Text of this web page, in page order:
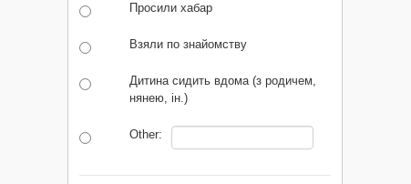
Просили хабар
Взяли по знайомству
Дитина сидить вдома (з родичем,
нянею, ін.)
Other: